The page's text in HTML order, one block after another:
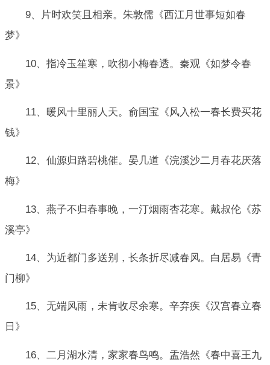
9、片时欢笑且相亲。朱敦儒《西江月世事短如春
梦》
10、指冷玉笙寒，吹彻小梅春透。秦观《如梦令春
景》
11、暖风十里丽人天。俞国宝《风入松一春长费买花
钱》
12、仙源归路碧桃催。晏几道《浣溪沙二月春花厌落
梅》
13、燕子不归春事晚，一汀烟雨杏花寒。戴叔伦《苏
溪亭》
14、为近都门多送别，长条折尽减春风。白居易《青
门柳》
15、无端风雨，未肯收尽余寒。辛弃疾《汉宫春立春
日》
16、二月湖水清，家家春鸟鸣。盂浩然《春中喜王九